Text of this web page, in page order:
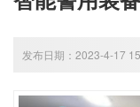
发布日期：2023-4-17